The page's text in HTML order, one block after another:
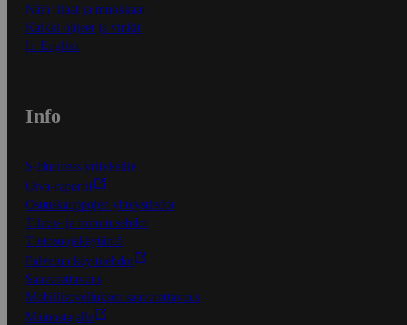
Näin tilaat ja muokkaat
Kaikki ohjeet ja vinkit
In English
Info
S-Business yrityksille
Oiva-raportit
Osuuskauppojen yhteystiedot
Tilaus- ja toimitusehdot
Tietosuojakäytäntö
Palvelun käyttöehdot
Saavutettavuus
Mobiilisovelluksen saavutettavuus
Mainostajalle